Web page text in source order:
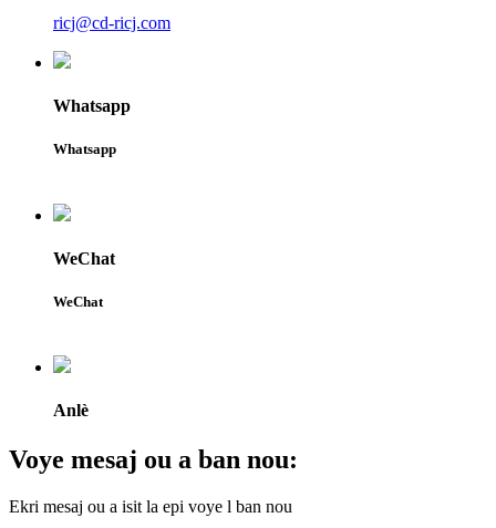
ricj@cd-ricj.com
Whatsapp
Whatsapp
WeChat
WeChat
Anlè
Voye mesaj ou a ban nou:
Ekri mesaj ou a isit la epi voye l ban nou